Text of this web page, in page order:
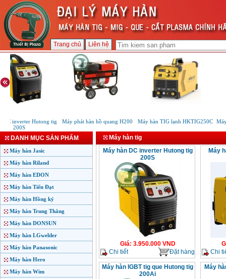
Trang chủ Liên hệ
inverter Hutong tig
200S
Máy phát hàn hồ quang H200 Máy hàn TIG lạnh HKTIG250C
DANH MỤC SẢN PHẨM
Máy hàn Jasic
Máy hàn Riland
Máy hàn EDON
Máy hàn Tiến Đạt
Máy hàn Hồng ký
Máy hàn Trung Thắng
Máy hàn DONSUN
Máy hàn LGwelder
Máy hàn Panasonic
Máy hàn Hero
Máy hàn Wim
Máy hàn tig
Máy hàn DC inverter Hutong tig
200S
Giá: 3.950.000VND
Chi tiết
Đặt hàng
Máy
Chi
Máy hàn IGBT tig que Hutong tig
200Ai
Máy